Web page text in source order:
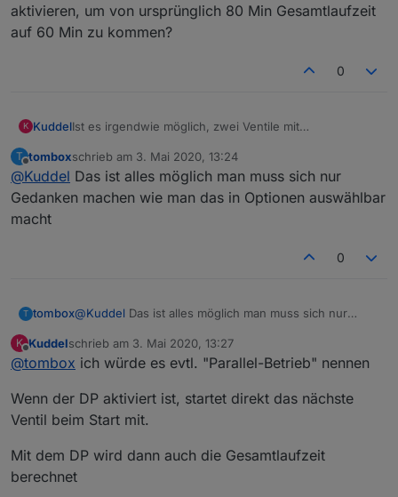
aktivieren, um von ursprünglich 80 Min Gesamtlaufzeit
auf 60 Min zu kommen?
0
K KuddelIst es irgendwie möglich, zwei Ventile mit
Ventil 1 (Hecke mit Tropfschlauch): Laufzeit 60 Min
Ventil 2 (Rasen): Laufzeit 10 Min
Ventil 3 (Beet): Laufzeit 10 Min
Kann man Ventil 1 und 2 sowie 1 und 3 gleichzeitig
T
Offline
tomboxschrieb am 3. Mai 2020, 13:24
zuletzt editiert von
@Kuddel Das ist alles möglich man muss sich nur
Gedanken machen wie man das in Optionen auswählbar
macht
0
T tombox@Kuddel Das ist alles möglich man muss sich nur
auswählbar macht
K
Offline
Kuddelschrieb am 3. Mai 2020, 13:27
zuletzt editiert von
@tombox ich würde es evtl. "Parallel-Betrieb" nennen
Wenn der DP aktiviert ist, startet direkt das nächste
Ventil beim Start mit.
Mit dem DP wird dann auch die Gesamtlaufzeit
berechnet